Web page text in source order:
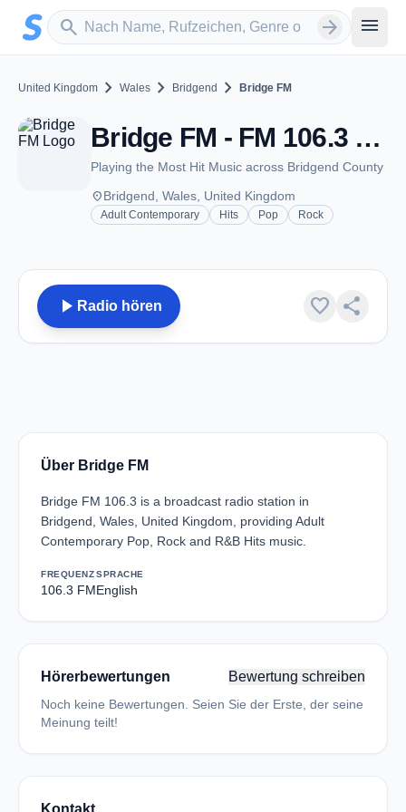
Zum Hauptinhalt springen
search
Sender suchen arrow_forward menu
United Kingdom chevron_right Wales chevron_right Bridgend chevron_right Bridge FM
Bridge FM - FM 106.3 - Bridgend
Playing the Most Hit Music across Bridgend County
placeBridgend, Wales, United Kingdom
Adult Contemporary Hits Pop Rock
play_arrow Radio hören favorite share
Über Bridge FM
Bridge FM 106.3 is a broadcast radio station in
Bridgend, Wales, United Kingdom, providing Adult
Contemporary Pop, Rock and R&B Hits music.
FREQUENZ
106.3 FM
SPRACHE
English
Hörerbewertungen Bewertung schreiben
Noch keine Bewertungen. Seien Sie der Erste, der seine
Meinung teilt!
Kontakt